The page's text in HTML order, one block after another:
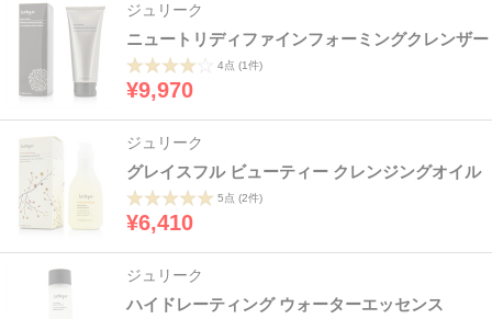
ジュリーク
ニュートリディファインフォーミングクレンザー
4点 (1件)
¥9,970
ジュリーク
グレイスフル ビューティー クレンジングオイル
5点 (2件)
¥6,410
ジュリーク
ハイドレーティング ウォーターエッセンス